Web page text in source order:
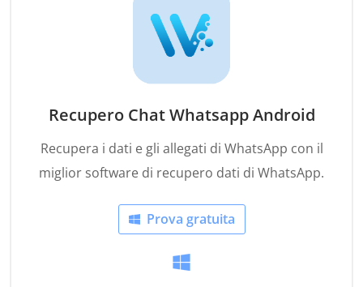
Recupero Chat Whatsapp Android
Recupera i dati e gli allegati di WhatsApp con il
miglior software di recupero dati di WhatsApp.
Prova gratuita